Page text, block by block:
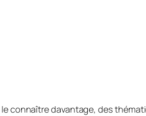
connaître davantage, des